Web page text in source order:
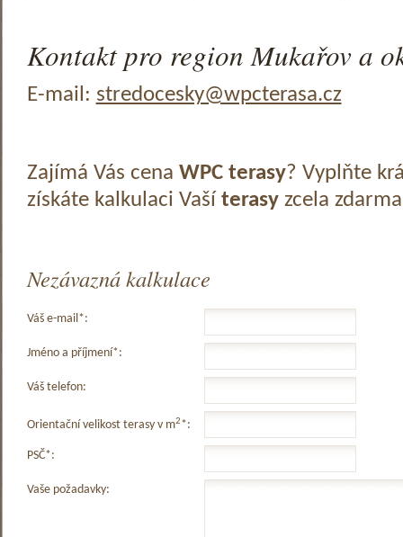
Kontakt pro region Mukařov a
E-mail: stredocesky@wpcterasa.cz
Zajímá Vás cena WPC terasy? Vyplňte
získáte kalkulaci Vaší terasyzcela
Nezávazná kalkulace
Váš e-mail*:
Jméno a příjmení*:
Váš telefon:
Orientační velikost terasy v m2*:
PSČ*:
Vaše požadavky: